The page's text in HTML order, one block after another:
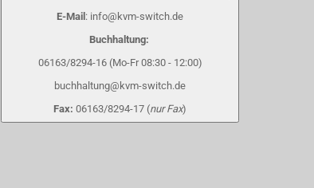
E-Mail : info@kvm-switch.de
Buchhaltung:
06163/8294-16 (Mo-Fr 08:30 - 12:00)
buchhaltung@kvm-switch.de
Fax: 06163/8294-17 (nur Fax)